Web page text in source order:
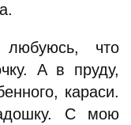
что
А в пруду,
караси.
С мою